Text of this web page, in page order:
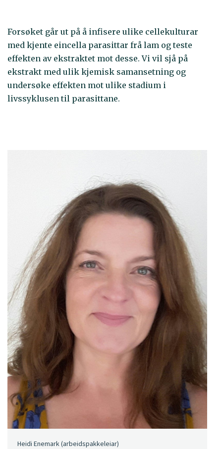
Forsøket går ut på å infisere ulike cellekulturar
med kjente eincella parasittar frå lam og teste
effekten av ekstraktet mot desse. Vi vil sjå på
ekstrakt med ulik kjemisk samansetning og
undersøke effekten mot ulike stadium i
livssyklusen til parasittane.
Heidi Enemark (arbeidspakkeleiar)